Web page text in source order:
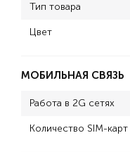
Тип товара
Цвет
МОБИЛЬНАЯ СВЯЗЬ
Работа в 2G сетях
Количество SIM-карт